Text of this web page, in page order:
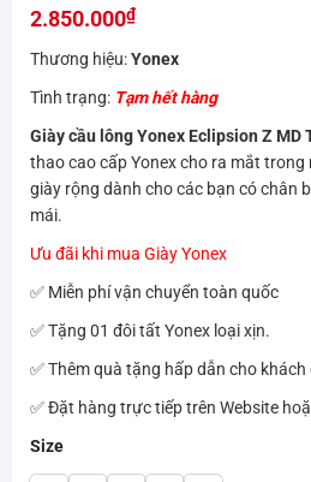
hạng
5
sao
2.850.000₫
Thương hiệu:Yonex
Tình trạng: Tạm hết hàng
Giày cầu lông Yonex Eclipsion Z MD
thao cao cấp Yonex cho ra mắt
giày rộng dành cho các bạn có chân
mái.
Ưu đãi khi mua Giày Yonex
✅ Miễn phí vận chuyển toàn quốc
✅ Tặng 01 đôi tất Yonex loại xịn.
✅ Thêm quà tặng hấp dẫn cho
✅ Đặt hàng trực tiếp trên Website
Size